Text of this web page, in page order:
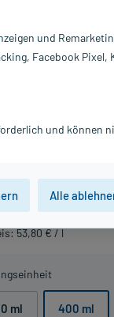
Jetzt ansehen
€ UVP26,90 €
Gratis-Versandinnerhalb D.
53,80 € / l
ml 400 ml
und
Facebook
und können
Alle